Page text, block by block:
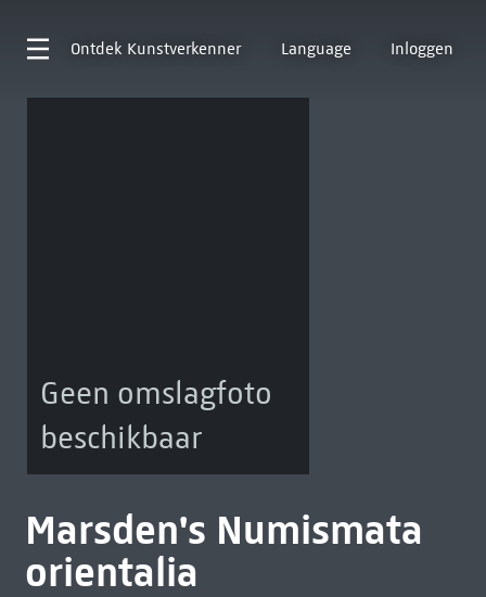
Ontdek Kunstverkenner Language Inloggen
Geen omslagfoto
beschikbaar
Marsden's Numismata
orientalia